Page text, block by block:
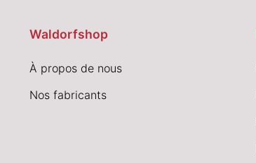
Waldorfshop
À propos de nous
Nos fabricants